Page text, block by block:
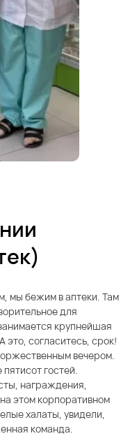
мы бежим в аптеки. Там
для
крупнейшая
это, согласитесь, срок!
вечером.
гостей.
награждения,
этом корпоративном
халаты, увидели,
команда.